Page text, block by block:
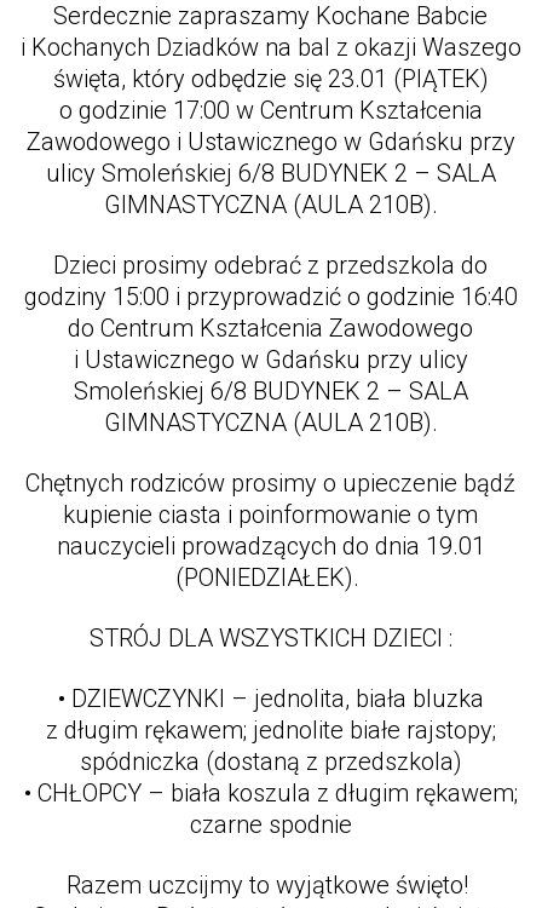
Serdecznie zapraszamy Kochane Babcie
i Kochanych Dziadków na bal z okazji Waszego
święta, który odbędzie się 23.01 (PIĄTEK)
o godzinie 17:00 w Centrum Kształcenia
Zawodowego i Ustawicznego w Gdańsku przy
ulicy Smoleńskiej 6/8 BUDYNEK 2 – SALA
GIMNASTYCZNA (AULA 210B).
Dzieci prosimy odebrać z przedszkola do
godziny 15:00 i przyprowadzić o godzinie 16:40
do Centrum Kształcenia Zawodowego
i Ustawicznego w Gdańsku przy ulicy
Smoleńskiej 6/8 BUDYNEK 2 – SALA
GIMNASTYCZNA (AULA 210B).
Chętnych rodziców prosimy o upieczenie bądź
kupienie ciasta i poinformowanie o tym
nauczycieli prowadzących do dnia 19.01
(PONIEDZIAŁEK).
STRÓJ DLA WSZYSTKICH DZIECI :
• DZIEWCZYNKI – jednolita, biała bluzka
z długim rękawem; jednolite białe rajstopy;
spódniczka (dostaną z przedszkola)
• CHŁOPCY – biała koszula z długim rękawem;
czarne spodnie
Razem uczcijmy to wyjątkowe święto!